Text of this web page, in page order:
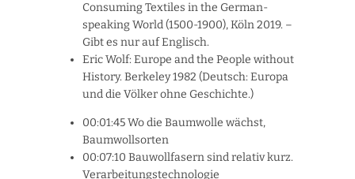
Consuming Textiles in the German-
speaking World (1500-1900), Köln 2019. –
Gibt es nur auf Englisch.
Eric Wolf: Europe and the People without
History. Berkeley 1982 (Deutsch: Europa
und die Völker ohne Geschichte.)
00:01:45 Wo die Baumwolle wächst,
Baumwollsorten
00:07:10 Bauwollfasern sind relativ kurz.
Verarbeitungstechnologie